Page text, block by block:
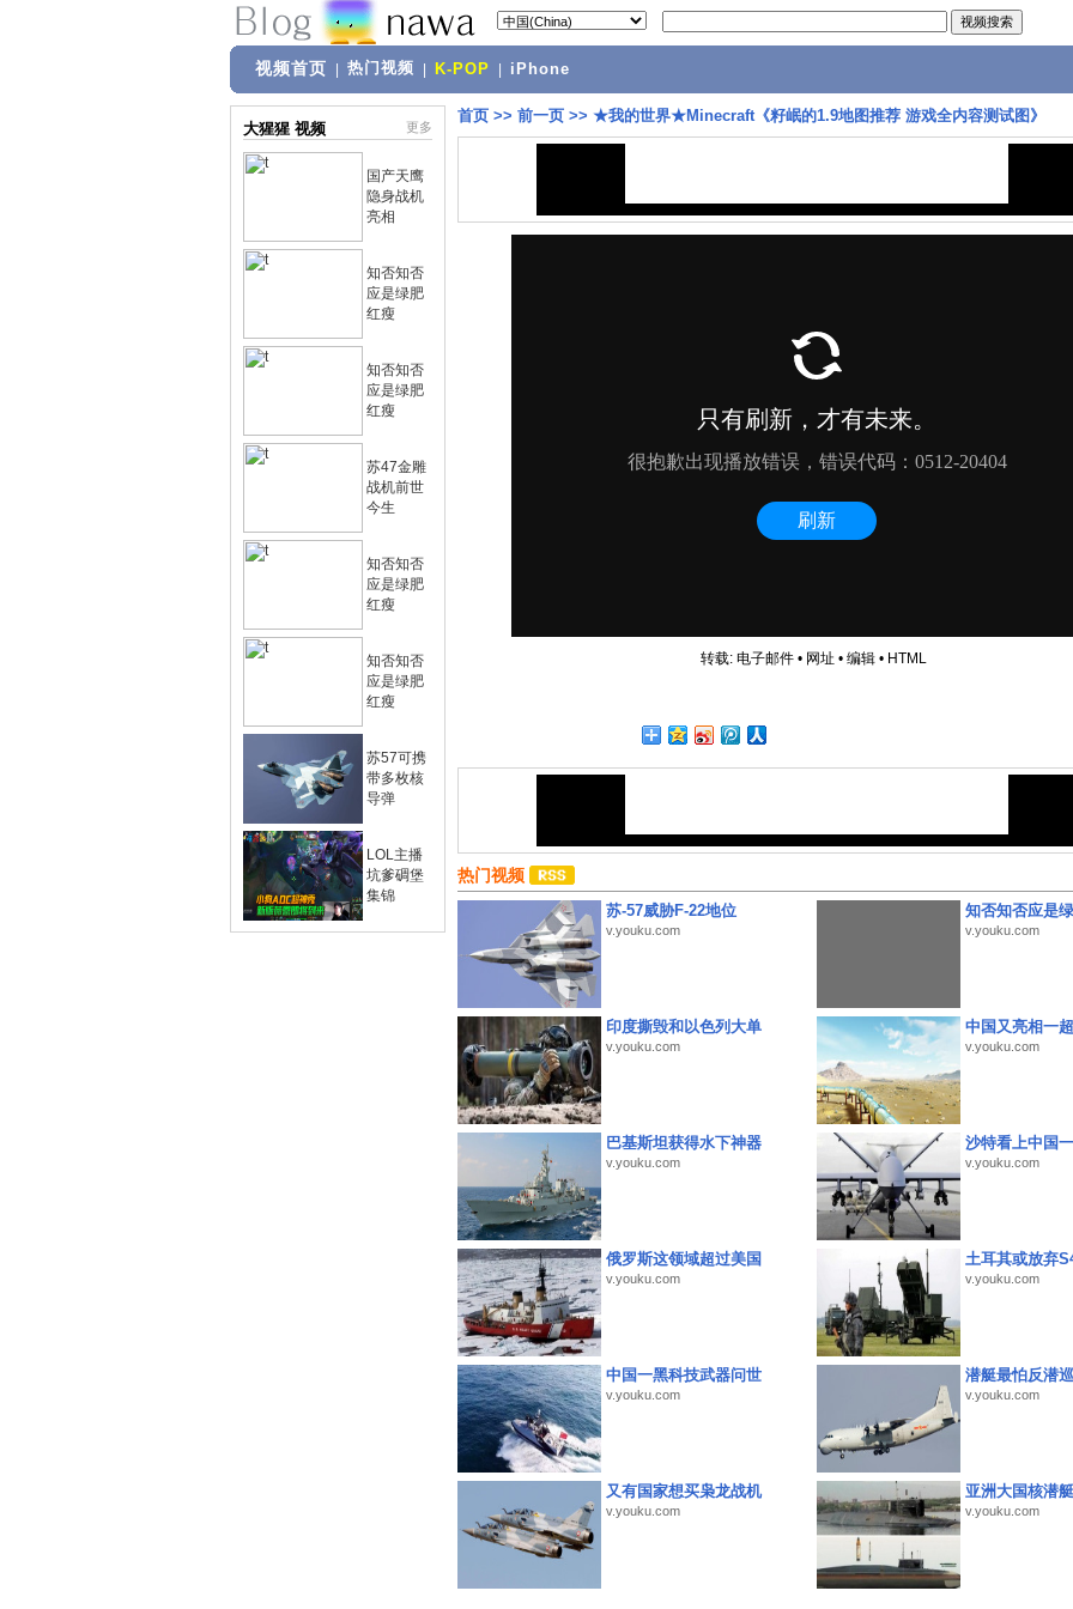
视频首页 热门视频 K-POP iPhone
大猩猩 视频 更多
国产天鹰
隐身战机
亮相
知否知否
应是绿肥
红瘦
知否知否
应是绿肥
红瘦
苏47金雕
战机前世
今生
知否知否
应是绿肥
红瘦
知否知否
应是绿肥
红瘦
苏57可携
带多枚核
导弹
LOL主播
坑爹碉堡
集锦
首页 >> 前一页 >> ★我的世界★Minecraft《籽岷的1.9地图推荐 游戏全内容测试图》
转载: 电子邮件• 网址 • 编辑• HTML
热门视频
苏-57威胁F-22地位
v.youku.com
知否知否应是
v.youku.com
印度撕毁和以色列大单
v.youku.com
中国又亮相一
v.youku.com
巴基斯坦获得水下神器
v.youku.com
沙特看上中国
v.youku.com
俄罗斯这领域超过美国
v.youku.com
土耳其或放弃
v.youku.com
中国一黑科技武器问世
v.youku.com
潜艇最怕反潜
v.youku.com
又有国家想买枭龙战机
v.youku.com
亚洲大国核潜
v.youku.com